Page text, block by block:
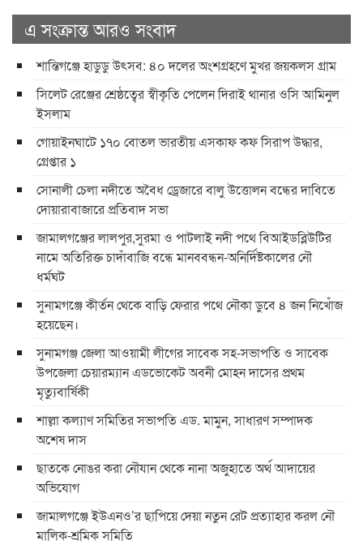
এ সংক্রান্ত আরও সংবাদ
শান্তিগঞ্জে হাডুডু উৎসব: ৪০ দলের অংশগ্রহণে মুখর জয়কলস গ্রাম
সিলেট রেঞ্জের শ্রেষ্ঠত্বের স্বীকৃতি পেলেন দিরাই থানার ওসি আমিনুল
ইসলাম
গোয়াইনঘাটে ১৭০ বোতল ভারতীয় এসকাফ কফ সিরাপ উদ্ধার,
গ্রেপ্তার ১
সোনালী চেলা নদীতে অবৈধ ড্রেজারে বালু উত্তোলন বন্ধের দাবিতে
দোয়ারাবাজারে প্রতিবাদ সভা
জামালগঞ্জের লালপুর,সুরমা ও পাটলাই নদী পথে বিআইডব্লিউটির
নামে অতিরিক্ত চাদাঁবাজি বন্ধে মানববন্ধন-অনির্দিষ্টকালের নৌ
ধর্মঘট
সুনামগঞ্জে কীর্তন থেকে বাড়ি ফেরার পথে নৌকা ডুবে ৪ জন নিখোঁজ
হয়েছেন।
সুনামগঞ্জ জেলা আওয়ামী লীগের সাবেক সহ-সভাপতি ও সাবেক
উপজেলা চেয়ারম্যান এডভোকেট অবনী মোহন দাসের প্রথম
মৃত্যুবার্ষিকী
শাল্লা কল্যাণ সমিতির সভাপতি এড. মামুন, সাধারণ সম্পাদক
অশেষ দাস
ছাতকে নোঙর করা নৌযান থেকে নানা অজুহাতে অর্থ আদায়ের
অভিযোগ
জামালগঞ্জে ইউএনও’র ছাপিয়ে দেয়া নতুন রেট প্রত্যাহার করল নৌ
মালিক-শ্রমিক সমিতি